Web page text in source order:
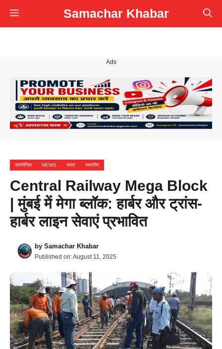
Skip
to
Samachar Khabar
Menu
Ads
उपयोगिता NEWS भारत स्थानीय
Central Railway Mega Block
| मुंबई में मेगा ब्लॉक: हार्बर और ट्रांस-
हार्बर लाइन सेवाएं प्रभावित
by Samachar Khabar
Published on:August 11, 2025